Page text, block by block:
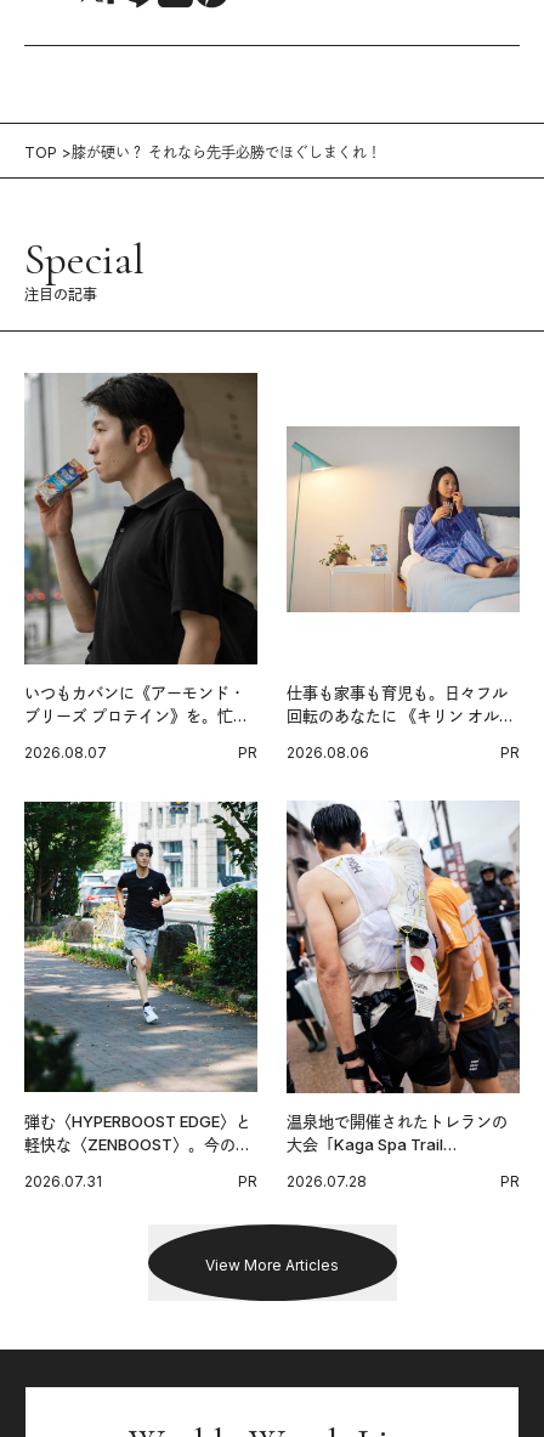
TOP 膝が硬い？ それなら先手必勝でほぐしまくれ！
Special
注目の記事
いつもカバンに《アーモンド・
ブリーズ プロテイン》を。忙し
グ習慣。
2026.08.07 PR
仕事も家事も育児も。日々フル
回転のあなたに 《キリン オルニ
2026.08.06 PR
弾む〈HYPERBOOST EDGE〉と
軽快な〈ZENBOOST〉。今の時
出した新機軸。
2026.07.31 PR
温泉地で開催されたトレランの
大会「Kaga Spa Trail
戦を夢見るランナーたちの奮闘
2026.07.28 PR
View More Articles